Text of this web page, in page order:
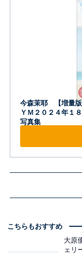
今森茉耶 【増量
ＹＭ２０２４年１
写真集
こちらもおすすめ
大原
ェリ